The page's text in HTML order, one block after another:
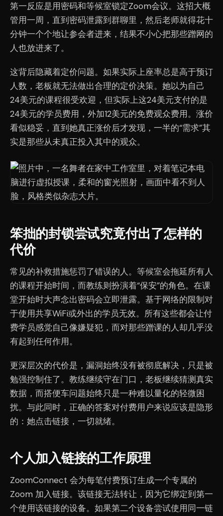
第一反应是用密码和等候室锁定Zoom会议。这招大概
管用一周，直到密码泄露到群聊里，然后老师就得花十
分钟一个个地让参会者进来，结果不小心把那些蹭网的
人也放进来了。
这背后隐藏着定价问题。如果实际上座率总是高于预订
人数，老板就无法做出合理的定价决策。她以为自己
24美元的课程很受欢迎，但实际上这24美元支付的是
24美元的学员费用，外加12美元的免费观众费用。涨价
看似稳妥，直到她真正涨价后才发现，一半的“需求”其
实是那些从未真正投入其中的观众。
笨拙的封锁尝试究竟付出了怎样的
代价
常见的补救措施惩罚了错误的人。等候室会拖延所有人
的课程开始时间，而教练则扮演着“保安”的角色。在课
堂开始时大声念出密码会立即泄露。基于网络的限制对
于使用共享WiFi或外出的学员无效。所有这些都会让付
费学员感觉自己像嫌疑犯，而对那些蹭课的人却几乎没
有起到任何作用。
更深层次的代价是，漏洞始终没有被彻底解决，只是被
勉强控制住了。教练继续守在门口，老板继续猜测真实
数据，而搭便车问题始终只是一种难以量化的轻微困
扰。与此同时，正确的答案对付费用户来说应该是隐形
的：她点击链接，一切就绪。
个人加入链接的工作原理
ZoomConnect 会为每笔付费预订生成一个专属的
Zoom 加入链接。该链接无法转让，因为它绑定到第一
个使用该链接的设备。如果第二个设备尝试使用同一链